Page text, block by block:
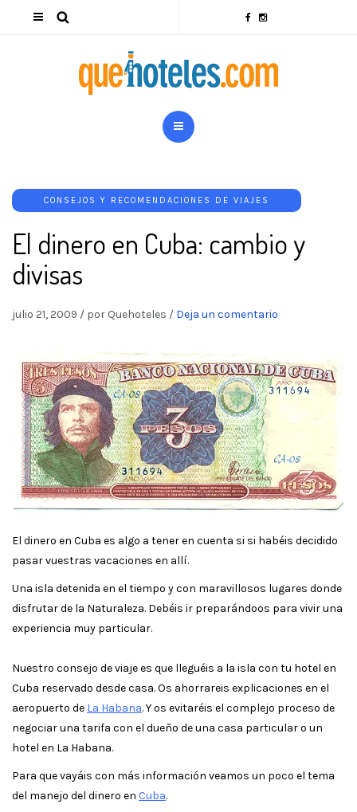
CONSEJOS Y RECOMENDACIONES DE VIAJES
El dinero en Cuba: cambio y
divisas
julio 21, 2009 / por Quehoteles / Deja un comentario
El dinero en Cuba es algo a tener en cuenta si si habéis decidido
pasar vuestras vacaciones en allí.
Una isla detenida en el tiempo y con maravillosos lugares donde
disfrutar de la Naturaleza. Debéis ir preparándoos para vivir una
experiencia muy particular.
Nuestro consejo de viaje es que lleguéis a la isla con tu hotel en
Cuba reservado desde casa. Os ahorrareis explicaciones en el
aeropuerto de La Habana. Y os evitaréis el complejo proceso de
negociar una tarifa con el dueño de una casa particular o un
hotel en La Habana.
Para que vayáis con más información veamos un poco el tema
del manejo del dinero en Cuba.